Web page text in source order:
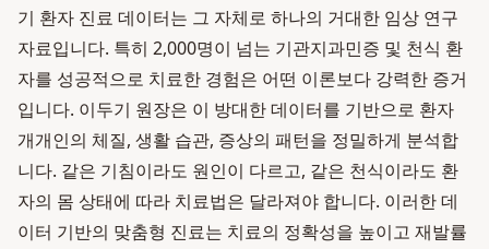
기 환자 진료 데이터는 그 자체로 하나의 거대한 임상 연구
자료입니다. 특히 2,000명이 넘는 기관지과민증 및 천식 환
자를 성공적으로 치료한 경험은 어떤 이론보다 강력한 증거
입니다. 이두기 원장은 이 방대한 데이터를 기반으로 환자
개개인의 체질, 생활 습관, 증상의 패턴을 정밀하게 분석합
니다. 같은 기침이라도 원인이 다르고, 같은 천식이라도 환
자의 몸 상태에 따라 치료법은 달라져야 합니다. 이러한 데
이터 기반의 맞춤형 진료는 치료의 정확성을 높이고 재발률